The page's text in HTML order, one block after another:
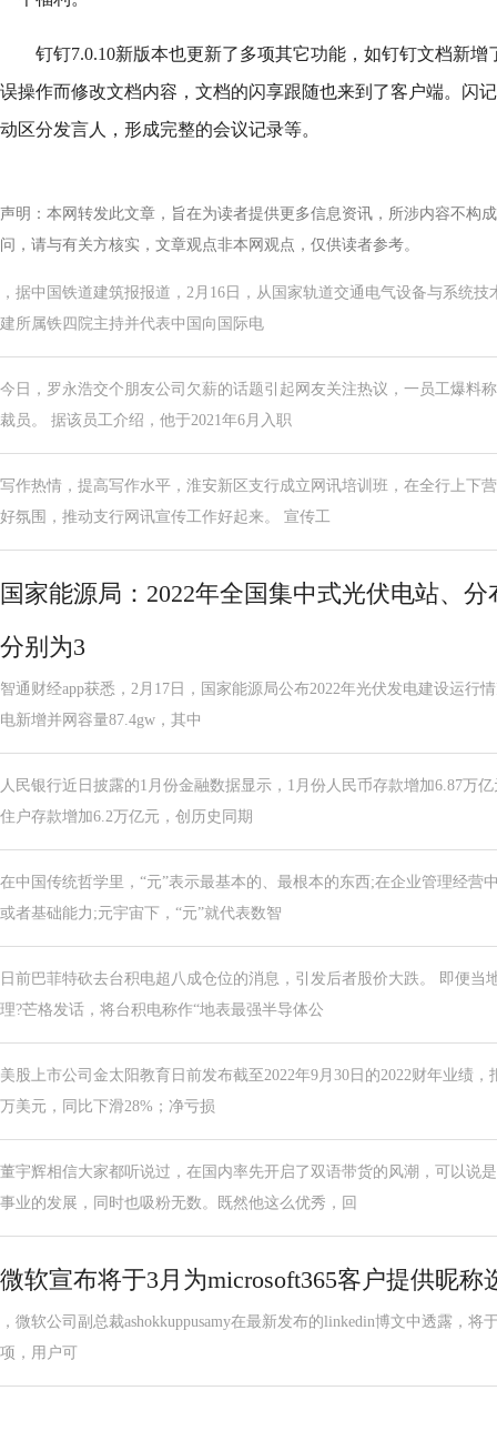
钉钉7.0.10新版本也更新了多项其它功能，如钉钉文档新
误操作而修改文档内容，文档的闪享跟随也来到了客户端。闪
动区分发言人，形成完整的会议记录等。
声明：本网转发此文章，旨在为读者提供更多信息资讯，所涉内容不构
问，请与有关方核实，文章观点非本网观点，仅供读者参考。
，据中国铁道建筑报报道，2月16日，从国家轨道交通电气设备与系统技
建所属铁四院主持并代表中国向国际电
今日，罗永浩交个朋友公司欠薪的话题引起网友关注热议，一员工爆料
裁员。 据该员工介绍，他于2021年6月入职
写作热情，提高写作水平，淮安新区支行成立网讯培训班，在全行上下
好氛围，推动支行网讯宣传工作好起来。 宣传工
国家能源局：2022年全国集中式光伏电站、
分别为3
智通财经app获悉，2月17日，国家能源局公布2022年光伏发电建设运行
电新增并网容量87.4gw，其中
人民银行近日披露的1月份金融数据显示，1月份人民币存款增加6.87万
住户存款增加6.2万亿元，创历史同期
在中国传统哲学里，“元”表示最基本的、最根本的东西;在企业管理经营
或者基础能力;元宇宙下，“元”就代表数智
日前巴菲特砍去台积电超八成仓位的消息，引发后者股价大跌。 即便当
理?芒格发话，将台积电称作“地表最强半导体公
美股上市公司金太阳教育日前发布截至2022年9月30日的2022财年业绩
万美元，同比下滑28%；净亏损
董宇辉相信大家都听说过，在国内率先开启了双语带货的风潮，可以说
事业的发展，同时也吸粉无数。既然他这么优秀，回
微软宣布将于3月为microsoft365客户提供昵称
，微软公司副总裁ashokkuppusamy在最新发布的linkedin博文中透露，将
项，用户可